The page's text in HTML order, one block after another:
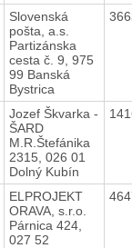
Slovenská
pošta, a.s.
Partizánska
cesta č. 9, 975
99 Banská
Bystrica
Jozef Škvarka -
ŠARD
M.R.Štefánika
2315, 026 01
Dolný Kubín
ELPROJEKT
ORAVA, s.r.o.
Párnica 424,
027 52